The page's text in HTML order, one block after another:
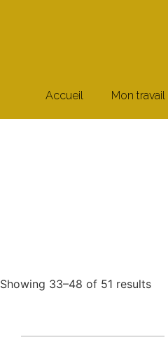
Accueil Mon travail
Showing 33–48 of 51 results